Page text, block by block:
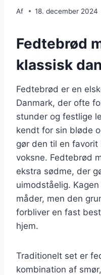
Af 18. december 2024
Fedtebrød
klassisk
Fedtebrød er en
Danmark, der ofte
stunder og festlige
kendt for sin bløde
gør den til en
voksne. Fedtebrød
ekstra sødme, der
uimodståelig.
måder, men den
forbliver en fast
hjem.
Traditionelt set er
kombination af